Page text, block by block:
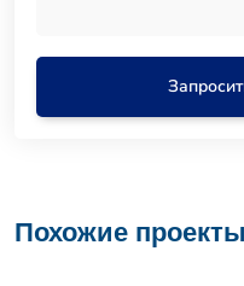
Похожие проекты